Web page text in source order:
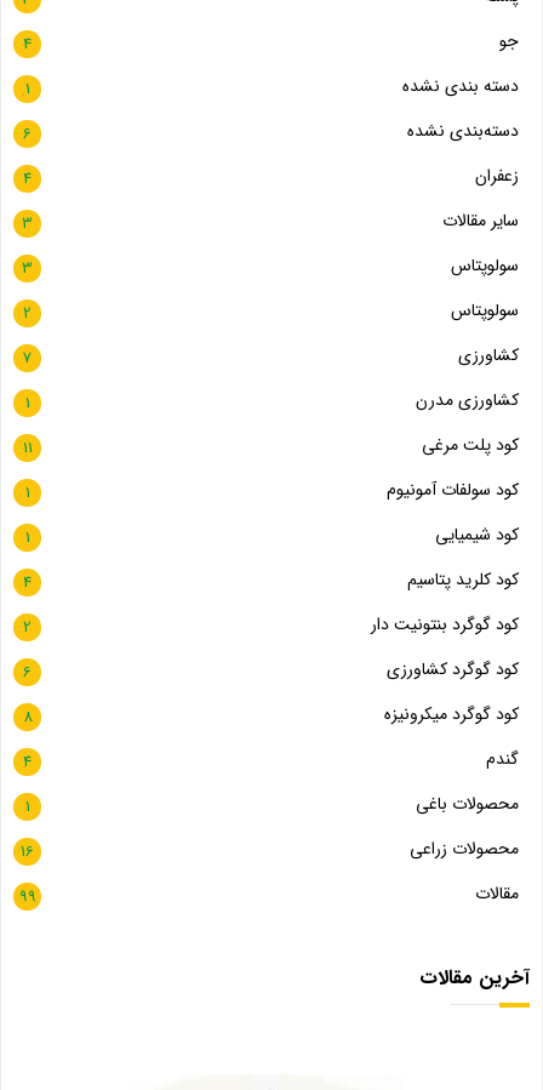
جو 4
دسته بندی نشده 1
دسته‌بندی نشده 6
زعفران 4
سایر مقالات 3
سولوپتاس 3
سولوپتاس 2
کشاورزی 7
کشاورزی مدرن 1
کود پلت مرغی 11
کود سولفات آمونیوم 1
کود شیمیایی 1
کود کلرید پتاسیم 4
کود گوگرد بنتونیت دار 2
کود گوگرد کشاورزی 6
کود گوگرد میکرونیزه 8
گندم 4
محصولات باغی 1
محصولات زراعی 16
مقالات 99
آخرین مقالات